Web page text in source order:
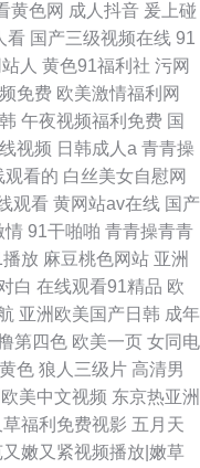
黄色网 成人抖音 爰上碰
看 国产三级视频在线 91
人 黄色91福利社 污网
免费 欧美激情福利网
午夜视频福利免费 国
视频 日韩成人a 青青操
观看的 白丝美女自慰网
观看 黄网站av在线 国产
情 91干啪啪 青青操青青
播放 麻豆桃色网站 亚洲
白 在线观看91精品 欧
亚洲欧美国产日韩 成年
第四色 欧美一页 女同电
色 狼人三级片 高清男
美中文视频 东京热亚洲
草福利免费视影 五月天
嫩又紧视频播放|嫩草